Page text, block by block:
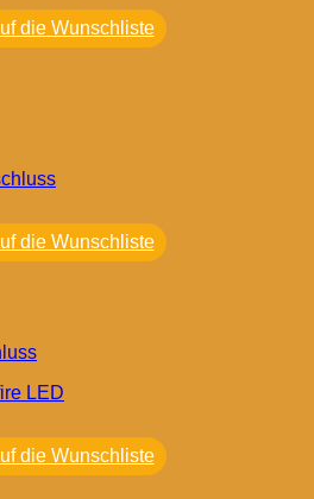
die Wunschliste
die Wunschliste
die Wunschliste